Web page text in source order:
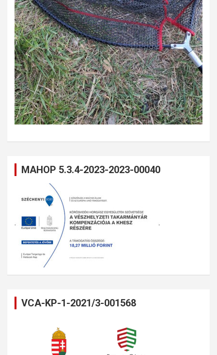
MAHOP 5.3.4-2023-2023-00040
VCA-KP-1-2021/3-001568